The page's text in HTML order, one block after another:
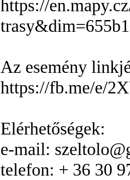
https://
Az esemény
https://fb.me/e/
Elérhetőségek:
e-mail:
telefon: + 36 30